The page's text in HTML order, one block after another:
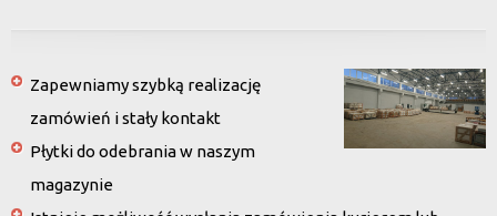
Zapewniamy szybką realizację
zamówień i stały kontakt
Płytki do odebrania w naszym
magazynie